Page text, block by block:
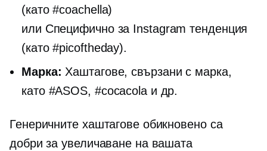
(като #coachella)
или Специфично за Instagram тенденция
(като #picoftheday).
Марка: Хаштагове, свързани с марка,
като #ASOS, #cocacola и др.
Генеричните хаштагове обикновено са
добри за увеличаване на вашата